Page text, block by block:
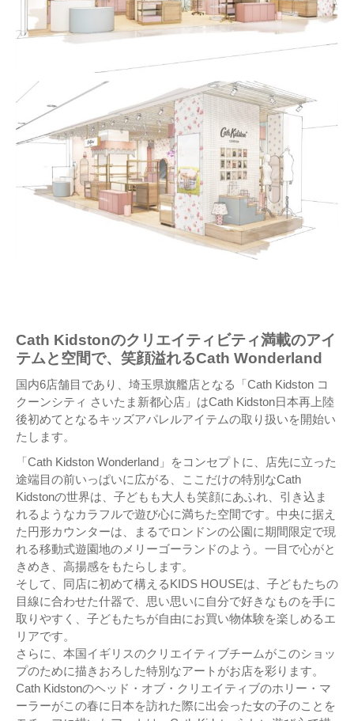
Cath Kidstonのクリエイティビティ満載のアイ
テムと空間で、笑顔溢れるCath Wonderland
国内6店舗目であり、埼玉県旗艦店となる「Cath Kidston コ
クーンシティ さいたま新都心店」はCath Kidston日本再上陸
後初めてとなるキッズアパレルアイテムの取り扱いを開始い
たします。
「Cath Kidston Wonderland」をコンセプトに、店先に立った
途端目の前いっぱいに広がる、ここだけの特別なCath
Kidstonの世界は、子どもも大人も笑顔にあふれ、引き込ま
れるようなカラフルで遊び心に満ちた空間です。中央に据え
た円形カウンターは、まるでロンドンの公園に期間限定で現
れる移動式遊園地のメリーゴーランドのよう。一目で心がと
きめき、高揚感をもたらします。
そして、同店に初めて構えるKIDS HOUSEは、子どもたちの
目線に合わせた什器で、思い思いに自分で好きなものを手に
取りやすく、子どもたちが自由にお買い物体験を楽しめるエ
リアです。
さらに、本国イギリスのクリエイティブチームがこのショッ
プのために描きおろした特別なアートがお店を彩ります。
Cath Kidstonのヘッド・オブ・クリエイティブのホリー・マ
ーラーがこの春に日本を訪れた際に出会った女の子のことを